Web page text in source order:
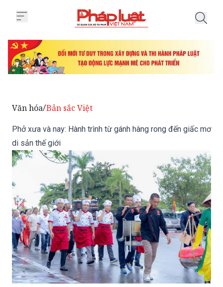
Văn hóa/Bản sắc Việt
Phở xưa và nay: Hành trình từ gánh hàng rong đến giấc mơ
di sản thế giới